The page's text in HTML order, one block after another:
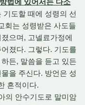
법에 있어서는 다소
기도할 때에 성령의 선
회는 성령받은 사도들
으며, 고넬료가정에
졌다. 그렇다. 기도를
든, 말씀을 듣고 있든
을 주신다. 방언은 성
흔적이다.
의 안수기도로 말미암